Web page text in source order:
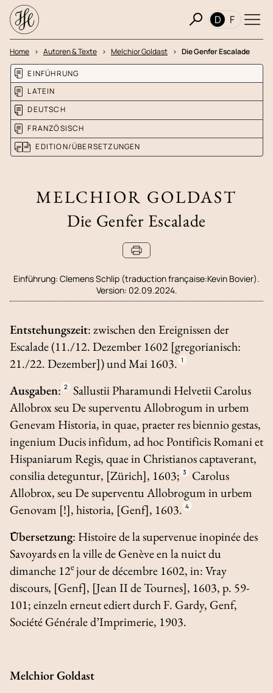
D F
Home Autoren & Texte Melchior Goldast Die Genfer Escalade
EINFÜHRUNG
LATEIN
DEUTSCH
FRANZÖSISCH
EDITION/ÜBERSETZUNGEN
MELCHIOR GOLDAST
Die Genfer Escalade
Einführung: Clemens Schlip (traduction française:Kevin Bovier).
Version: 02.09.2024.
Entstehungszeit: zwischen den Ereignissen der
Escalade (11./12. Dezember 1602 [gregorianisch:
21./22. Dezember]) und Mai 1603. 1
Ausgaben: 2 Sallustii Pharamundi HelvetiiCarolus
Allobrox seu De superventu Allobrogum in urbem
Genevam Historia, in quae, praeter res biennio gestas,
ingenium Ducis infidum, ad hoc Pontificis Romani et
Hispaniarum Regis, quae in Christianos captaverant,
consilia deteguntur, [Zürich], 1603; 3
Carolus
Allobrox, seu De superventu Allobrogum in urbem
Genovam [!],historia, [Genf], 1603. 4
Übersetzung: Histoire de la supervenue inopinée des
Savoyards en la ville de Genève en la nuict du
dimanche 12ejour de décembre 1602, in:Vray
discours, [Genf], [Jean II de Tournes], 1603, p. 59-
101; einzeln erneut ediert durch F. Gardy, Genf,
Société Générale d’Imprimerie, 1903.
Melchior Goldast